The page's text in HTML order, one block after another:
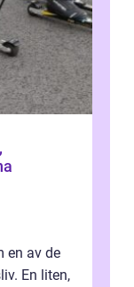
en av de
En liten,